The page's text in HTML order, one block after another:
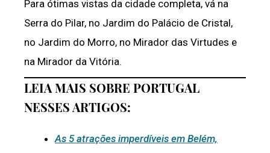
Para ótimas vistas da cidade completa, vá na
Serra do Pilar, no Jardim do Palácio de Cristal,
no Jardim do Morro, no Mirador das Virtudes e
na Mirador da Vitória.
LEIA MAIS SOBRE PORTUGAL
NESSES ARTIGOS:
As 5 atrações imperdíveis em Belém,